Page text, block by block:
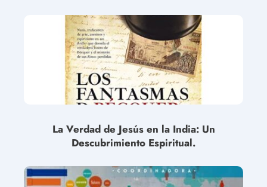
La Verdad de Jesús en la India: Un
Descubrimiento Espiritual.